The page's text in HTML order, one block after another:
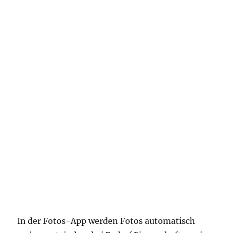
In der Fotos-App werden Fotos automatisch